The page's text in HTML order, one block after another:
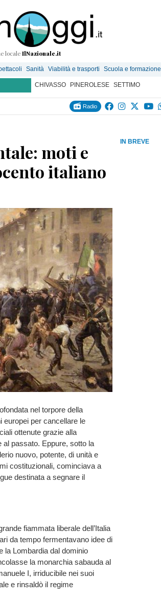
localeIlNazionale.it
Sanità Viabilità e trasporti Scuola e formazione
CHIVASSO PINEROLESE SETTIMO
Radio
IN BREVE
moti e
italiano
nel torpore della
europei per cancellare le
ottenute grazie alla
al passato. Eppure, sotto la
nuovo, potente, di unità e
costituzionali, cominciava a
destinata a segnare il
fiammata liberale dell’Italia
da tempo fermentavano idee di
la Lombardia dal dominio
la monarchia sabauda al
I, irriducibile nei suoi
e rinsaldò il regime